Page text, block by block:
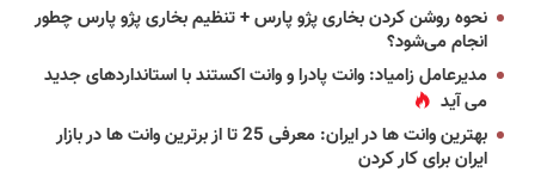
نحوه روشن کردن بخاری پژو پارس + تنظیم بخاری پژو پارس چطور
انجام می‌شود؟
مدیرعامل زامیاد: وانت پادرا و وانت اکستند با استانداردهای جدید
می آید
بهترین وانت ها در ایران: معرفی 25 تا از برترین وانت ها در بازار
ایران برای کار کردن